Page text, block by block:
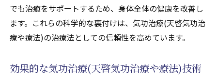
でも治癒をサポートするため、身体全体の健康を改善し
ます。これらの科学的な裏付けは、気功治療(天啓気功治
療や療法)の治療法としての信頼性を高めています。
効果的な気功治療(天啓気功治療や療法)技術